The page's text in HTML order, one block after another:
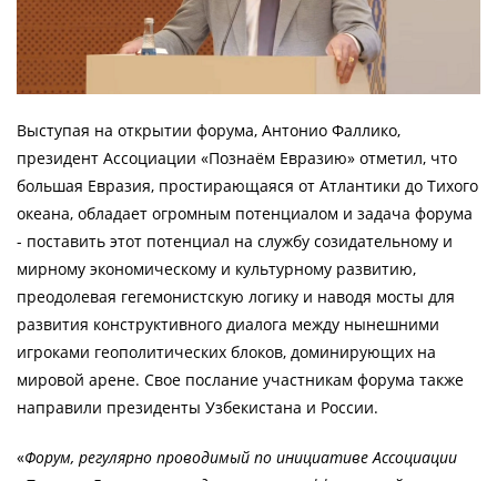
Выступая на открытии форума, Антонио Фаллико,
президент Ассоциации «Познаём Евразию» отметил, что
большая Евразия, простирающаяся от Атлантики до Тихого
океана, обладает огромным потенциалом и задача форума
- поставить этот потенциал на службу созидательному и
мирному экономическому и культурному развитию,
преодолевая гегемонистскую логику и наводя мосты для
развития конструктивного диалога между нынешними
игроками геополитических блоков, доминирующих на
мировой арене. Свое послание участникам форума также
направили президенты Узбекистана и России.
«Форум, регулярно проводимый по инициативе Ассоциации